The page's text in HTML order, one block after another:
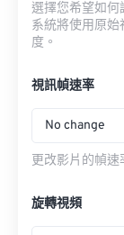
選擇您希望如何
系統將使用原
度。
視訊幀速率
No change
更改影片的幀速
旋轉視頻